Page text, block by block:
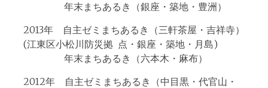
年末まちあるき（銀座・築地・豊洲）
2013年 自主ゼミまちあるき（三軒茶屋・吉祥寺）
(江東区小松川防災拠 点・銀座・築地・月島)
年末まちあるき（六本木・麻布）
2012年 自主ゼミまちあるき（中目黒・代官山・